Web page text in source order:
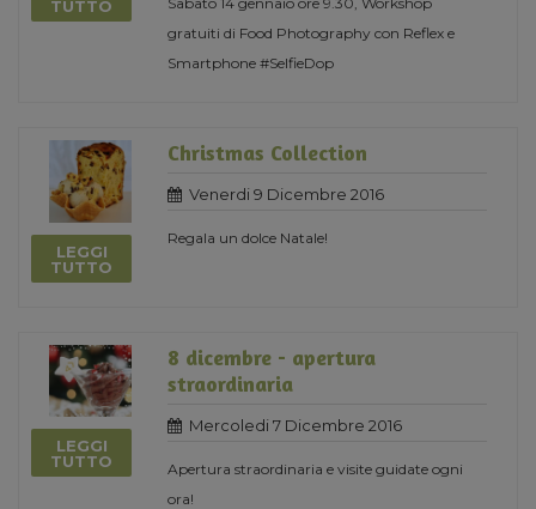
TUTTO
gratuiti di Food Photography con Reflex e
Smartphone #SelfieDop
LEGGI
TUTTO
Christmas Collection
Venerdi 9 Dicembre 2016
Regala un dolce Natale!
LEGGI
TUTTO
8 dicembre - apertura
straordinaria
Mercoledi 7 Dicembre 2016
Apertura straordinaria e visite guidate ogni
ora!